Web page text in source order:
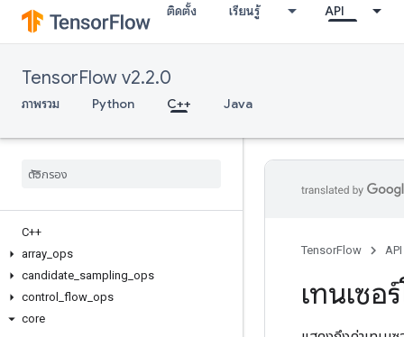
ติดตั้ง เรียนรู้ API
TensorFlow v2.2.0
ภาพรวม Python C++ Java
C++
array ops
candidate sampling ops
control
flow ops
core
TensorFlow API
เทนเซอ